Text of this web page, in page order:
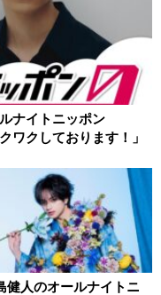
ナイトニッポン
ワクしております！」
健人のオールナイトニ